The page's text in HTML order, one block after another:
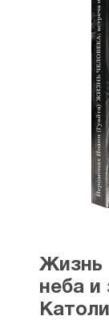
Жизнь
неба и